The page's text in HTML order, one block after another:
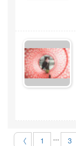
〈 1 ... 3